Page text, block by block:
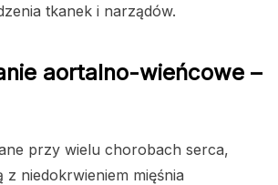
tkanek i narządów.
aortalno-wieńcowe –
przy wielu chorobach serca,
z niedokrwieniem mięśnia